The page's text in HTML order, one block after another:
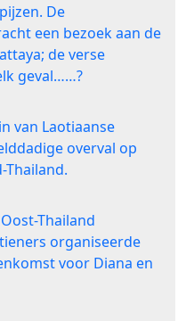
De
een bezoek aan de
de verse
geval……?
van Laotiaanse
overval op
Thailand.
Thailand
organiseerde
voor Diana en